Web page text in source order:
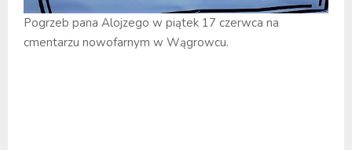
Pogrzeb pana Alojzego w piątek 17 czerwca na
cmentarzu nowofarnym w Wągrowcu.